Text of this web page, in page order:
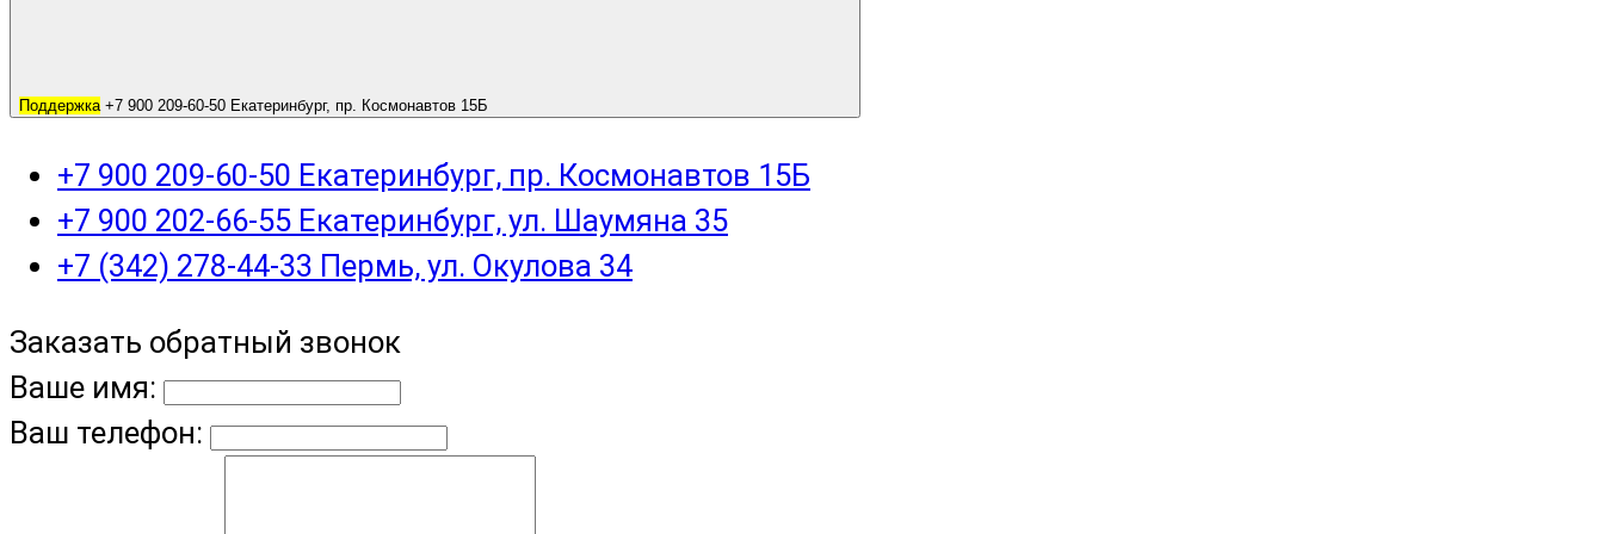
Поддержка +7 900 209-60-50 Екатеринбург, пр. Космонавтов 15Б
+7 900 209-60-50 Екатеринбург, пр. Космонавтов 15Б
+7 900 202-66-55 Екатеринбург, ул. Шаумяна 35
+7 (342) 278-44-33 Пермь, ул. Окулова 34
Заказать обратный звонок
Ваше имя:
Ваш телефон: